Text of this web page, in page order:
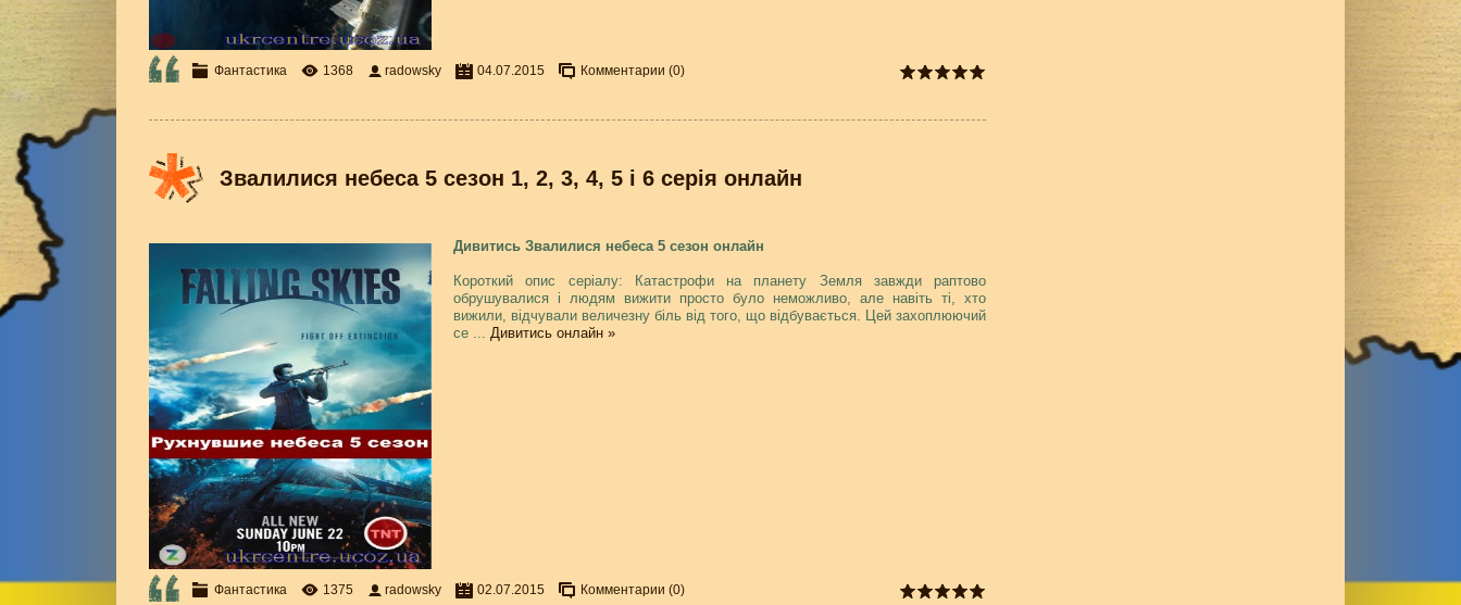
Фантастика 1368 radowsky 04.07.2015 Комментарии (0)
Звалилися небеса 5 сезон 1, 2, 3, 4, 5 і 6 серія онлайн
Дивитись Звалилися небеса 5 сезон онлайн
Короткий опис серіалу: Катастрофи на планету Земля завжди раптово
обрушувалися і людям вижити просто було неможливо, але навіть ті, хто
вижили, відчували величезну біль від того, що відбувається. Цей захоплюючий
се ... Дивитись онлайн »
Фантастика 1375 radowsky 02.07.2015 Комментарии (0)